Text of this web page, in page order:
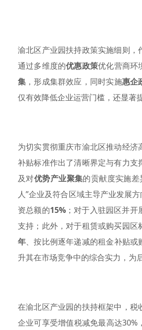
渝北区产业园扶持政策实施细则
通过多维度的优惠政策优化营商环
集 ，形成集群效应，同时实施惠企
仅有效降低企业运营门槛，还显著
为切实贯彻重庆市渝北区推动经
补贴标准作出了清晰界定与有力支
及对优势产业聚集的贡献度实施
人”企业及符合区域主导产业发展
资总额的15%；对于入驻园区并开
支持；此外，对于租赁或购买园
年、按比例逐年递减的租金补贴或
升其在市场竞争中的综合实力，为
在渝北区产业园的扶持框架中，
企业可享受增值税减免最高达